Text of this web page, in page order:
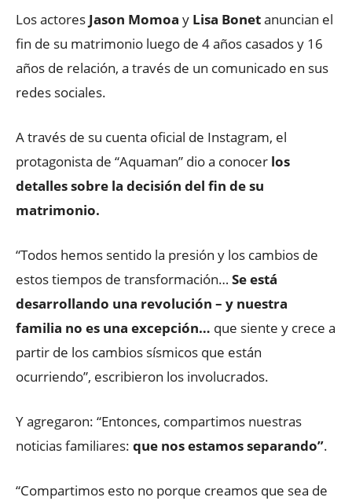
Los actores Jason Momoa y Lisa Bonetanuncian el
fin de su matrimonio luego de 4 años casados y 16
años de relación, a través de un comunicado en sus
redes sociales.
A través de su cuenta oficial de Instagram, el
protagonista de “Aquaman” dio a conocer los
detalles sobre la decisión del fin de su
matrimonio.
“Todos hemos sentido la presión y los cambios de
estos tiempos de transformación… Se está
desarrollando una revolución – y nuestra
familia no es una excepción… que siente y crece a
partir de los cambios sísmicos que están
ocurriendo”, escribieron los involucrados.
Y agregaron: “Entonces, compartimos nuestras
noticias familiares: que nos estamos separando”.
“Compartimos esto no porque creamos que sea de